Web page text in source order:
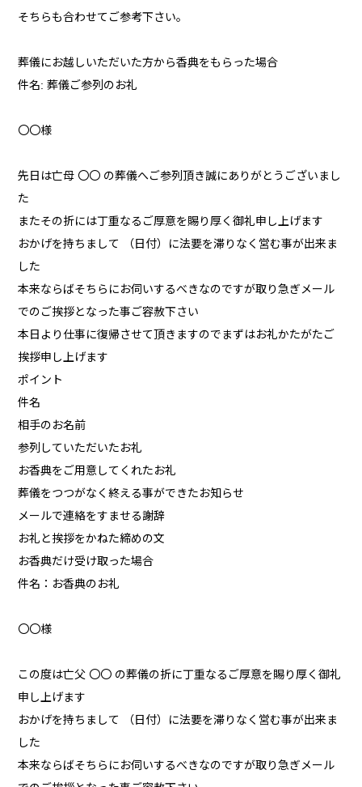
そちらも合わせてご参考下さい。
葬儀にお越しいただいた方から香典をもらった場合
件名: 葬儀ご参列のお礼
〇〇様
先日は亡母 〇〇 の葬儀へご参列頂き誠にありがとうございまし
た
またその折には丁重なるご厚意を賜り厚く御礼申し上げます
おかげを持ちまして （日付）に法要を滞りなく営む事が出来ま
した
本来ならばそちらにお伺いするべきなのですが取り急ぎメール
でのご挨拶となった事ご容赦下さい
本日より仕事に復帰させて頂きますのでまずはお礼かたがたご
挨拶申し上げます
ポイント
件名
相手のお名前
参列していただいたお礼
お香典をご用意してくれたお礼
葬儀をつつがなく終える事ができたお知らせ
メールで連絡をすませる謝辞
お礼と挨拶をかねた締めの文
お香典だけ受け取った場合
件名：お香典のお礼
〇〇様
この度は亡父 〇〇 の葬儀の折に丁重なるご厚意を賜り厚く御礼
申し上げます
おかげを持ちまして （日付）に法要を滞りなく営む事が出来ま
した
本来ならばそちらにお伺いするべきなのですが取り急ぎメール